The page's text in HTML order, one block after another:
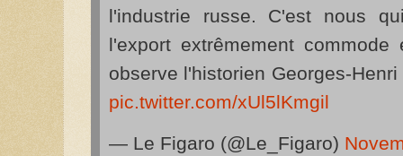
l'industrie russe. C'est nous
l'export extrêmement
observe l'historien Georges-
pic.twitter.com/xUl5lKmgil
— Le Figaro (@Le_Figaro)